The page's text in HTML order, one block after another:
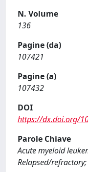
N. Volume
136
Pagine (da)
107421
Pagine (a)
107432
DOI
https://dx.doi.org/
Parole Chiave
Acute myeloid
Relapsed/